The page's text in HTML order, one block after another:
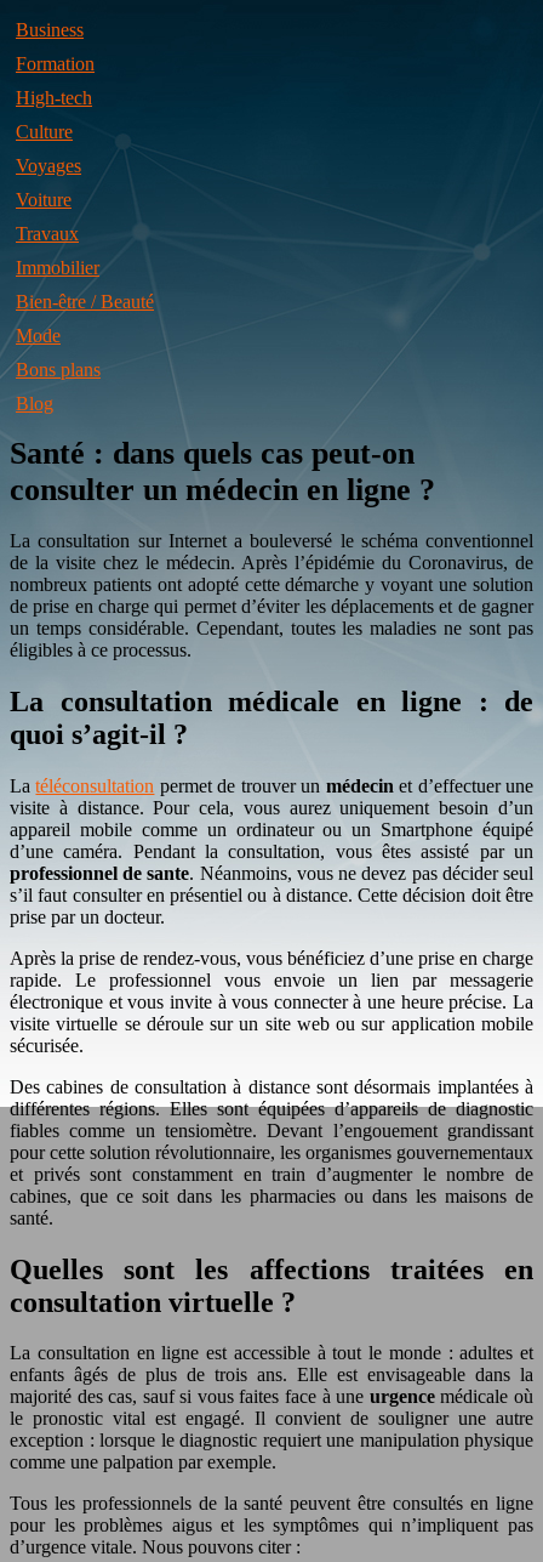
Business
Formation
High-tech
Culture
Voyages
Voiture
Travaux
Immobilier
Bien-être / Beauté
Mode
Bons plans
Blog
Santé : dans quels cas peut-on
consulter un médecin en ligne ?
La consultation sur Internet a bouleversé le schéma conventionnel
de la visite chez le médecin. Après l’épidémie du Coronavirus, de
nombreux patients ont adopté cette démarche y voyant une solution
de prise en charge qui permet d’éviter les déplacements et de gagner
un temps considérable. Cependant, toutes les maladies ne sont pas
éligibles à ce processus.
La consultation médicale en ligne : de
quoi s’agit-il ?
Latéléconsultation permet de trouver un médecin et d’effectuer une
visite à distance. Pour cela, vous aurez uniquement besoin d’un
appareil mobile comme un ordinateur ou un Smartphone équipé
d’une caméra. Pendant la consultation, vous êtes assisté par un
professionnel de sante. Néanmoins, vous ne devez pas décider seul
s’il faut consulter en présentiel ou à distance. Cette décision doit être
prise par un docteur.
Après la prise de rendez-vous, vous bénéficiez d’une prise en charge
rapide. Le professionnel vous envoie un lien par messagerie
électronique et vous invite à vous connecter à une heure précise. La
visite virtuelle se déroule sur un site web ou sur application mobile
sécurisée.
Des cabines de consultation à distance sont désormais implantées à
différentes régions. Elles sont équipées d’appareils de diagnostic
fiables comme un tensiomètre. Devant l’engouement grandissant
pour cette solution révolutionnaire, les organismes gouvernementaux
et privés sont constamment en train d’augmenter le nombre de
cabines, que ce soit dans les pharmacies ou dans les maisons de
santé.
Quelles sont les affections traitées en
consultation virtuelle ?
La consultation en ligne est accessible à tout le monde : adultes et
enfants âgés de plus de trois ans. Elle est envisageable dans la
majorité des cas, sauf si vous faites face à une urgencemédicale où
le pronostic vital est engagé. Il convient de souligner une autre
exception : lorsque le diagnostic requiert une manipulation physique
comme une palpation par exemple.
Tous les professionnels de la santé peuvent être consultés en ligne
pour les problèmes aigus et les symptômes qui n’impliquent pas
d’urgence vitale. Nous pouvons citer :